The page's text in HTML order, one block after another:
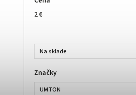
2€
Na sklade
Značky
UMTON